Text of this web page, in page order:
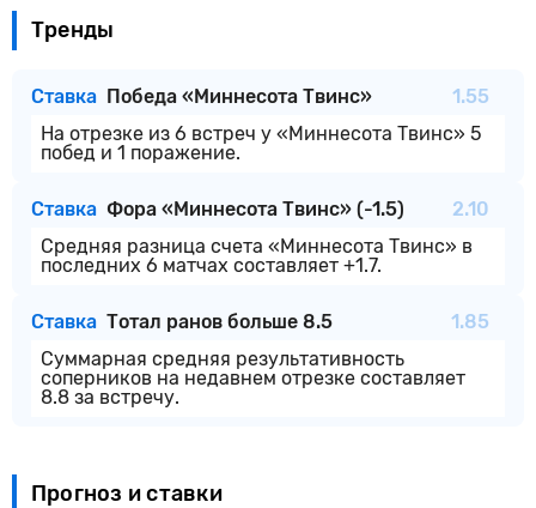
Тренды
Ставка Победа «Миннесота Твинс»
1.55
На отрезке из 6 встреч у «Миннесота Твинс» 5
побед и 1 поражение.
Ставка Фора «Миннесота Твинс» (-1.5)
2.10
Средняя разница счета «Миннесота Твинс» в
последних 6 матчах составляет +1.7.
Ставка Тотал ранов больше 8.5
1.85
Суммарная средняя результативность
соперников на недавнем отрезке составляет
8.8 за встречу.
Прогноз и ставки